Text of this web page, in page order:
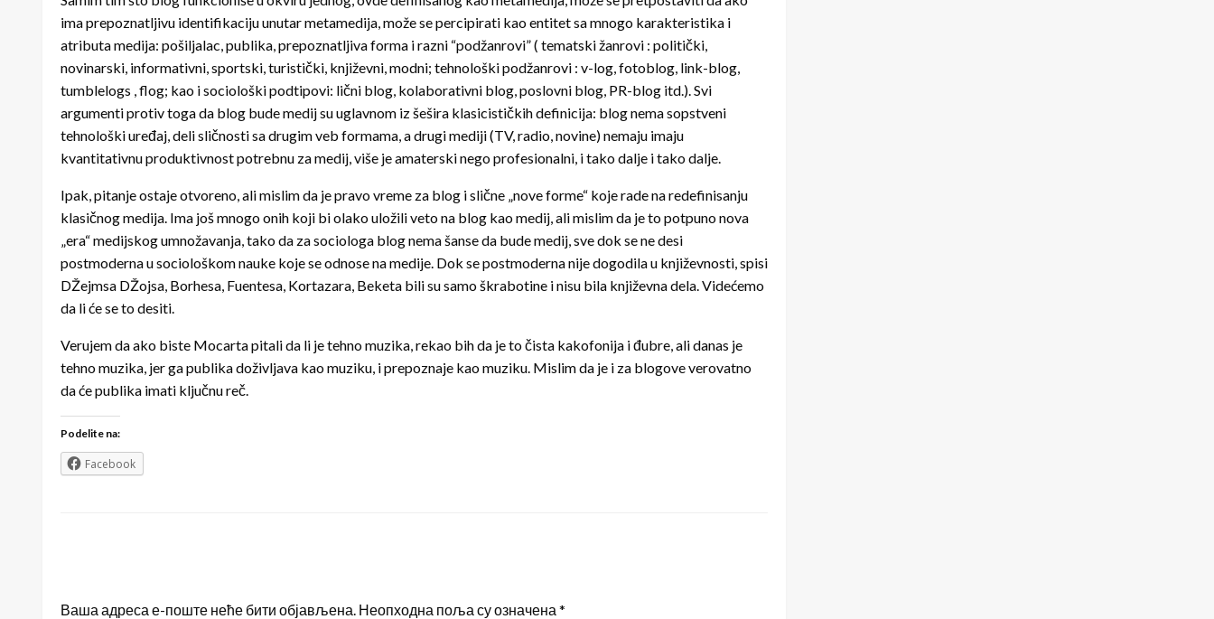
ima prepoznatljivu identifikaciju unutar metamedija, može se percipirati kao entitet sa mnogo karakteristika i
atributa medija: pošiljalac, publika, prepoznatljiva forma i razni “podžanrovi” ( tematski žanrovi : politički,
novinarski, informativni, sportski, turistički, književni, modni; tehnološki podžanrovi : v-log, fotoblog, link-blog,
tumblelogs , flog; kao i sociološki podtipovi: lični blog, kolaborativni blog, poslovni blog, PR-blog itd.). Svi
argumenti protiv toga da blog bude medij su uglavnom iz šešira klasicističkih definicija: blog nema sopstveni
tehnološki uređaj, deli sličnosti sa drugim veb formama, a drugi mediji (TV, radio, novine) nemaju imaju
kvantitativnu produktivnost potrebnu za medij, više je amaterski nego profesionalni, i tako dalje i tako dalje.
Ipak, pitanje ostaje otvoreno, ali mislim da je pravo vreme za blog i slične „nove forme“ koje rade na redefinisanju
klasičnog medija. Ima još mnogo onih koji bi olako uložili veto na blog kao medij, ali mislim da je to potpuno nova
„era“ medijskog umnožavanja, tako da za sociologa blog nema šanse da bude medij, sve dok se ne desi
postmoderna u sociološkom nauke koje se odnose na medije. Dok se postmoderna nije dogodila u književnosti, spisi
DŽejmsa DŽojsa, Borhesa, Fuentesa, Kortazara, Beketa bili su samo škrabotine i nisu bila književna dela. Videćemo
da li će se to desiti.
Verujem da ako biste Mocarta pitali da li je tehno muzika, rekao bih da je to čista kakofonija i đubre, ali danas je
tehno muzika, jer ga publika doživljava kao muziku, i prepoznaje kao muziku. Mislim da je i za blogove verovatno
da će publika imati ključnu reč.
Podelite na:
Facebook
Ваша адреса е-поште неће бити објављена. Неопходна поља су означена *